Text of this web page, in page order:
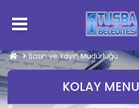
Basın ve Yayın Müdürlüğü
KOLAY MENU